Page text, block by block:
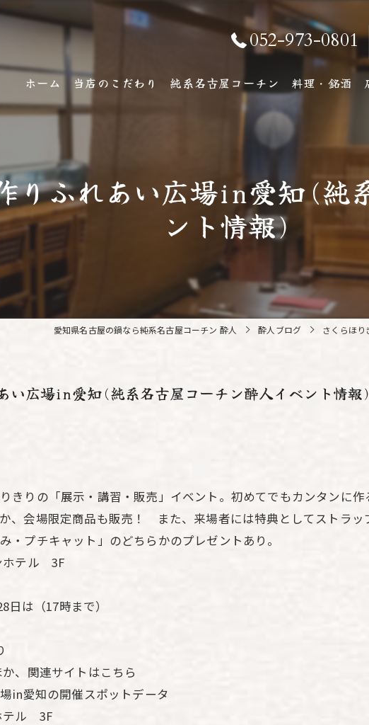
052-973-0801
ホーム 当店のこだわり 純系名古屋コーチン
純系名古屋コーチンとは
料理・銘酒
厳選銘酒・地
その他ドリン
りふれあい広場in愛知(純
ント情報)
愛知県名古屋の鍋なら純系名古屋コーチン 酔人 酔人ブログ さくらほり
い広場in愛知(純系名古屋コーチン酔人イベント情報)
きりの「展示・講習・販売」イベント。初めてでもカンタンに
、会場限定商品も販売！ また、来場者には特典としてストラ
・プチキャット」のどちらかのプレゼントあり。
ホテル 3F
は（17時まで）
、関連サイトはこちら
in愛知の開催スポットデータ
テル 3F